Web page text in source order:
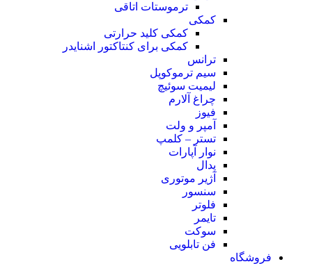
ترموستات اتاقی
کمکی
کمکی کلید حرارتی
کمکی برای کنتاکتور اشنایدر
ترانس
سیم ترموکوپل
لیمیت سوئیچ
چراغ آلارم
فیوز
آمپر و ولت
تستر – کلمپ
نوار آپارات
پدال
آژیر موتوری
سنسور
فلوتر
تایمر
سوکت
فن تابلویی
فروشگاه